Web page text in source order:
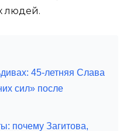
людей.
45-летняя Слава
сил» после
почему Загитова,